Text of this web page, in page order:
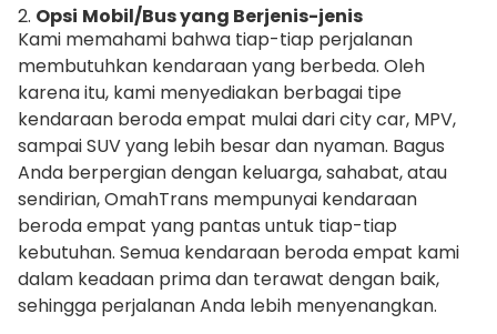
2. Opsi Mobil/Bus yang Berjenis-jenis
Kami memahami bahwa tiap-tiap perjalanan
membutuhkan kendaraan yang berbeda. Oleh
karena itu, kami menyediakan berbagai tipe
kendaraan beroda empat mulai dari city car, MPV,
sampai SUV yang lebih besar dan nyaman. Bagus
Anda berpergian dengan keluarga, sahabat, atau
sendirian, OmahTrans mempunyai kendaraan
beroda empat yang pantas untuk tiap-tiap
kebutuhan. Semua kendaraan beroda empat kami
dalam keadaan prima dan terawat dengan baik,
sehingga perjalanan Anda lebih menyenangkan.